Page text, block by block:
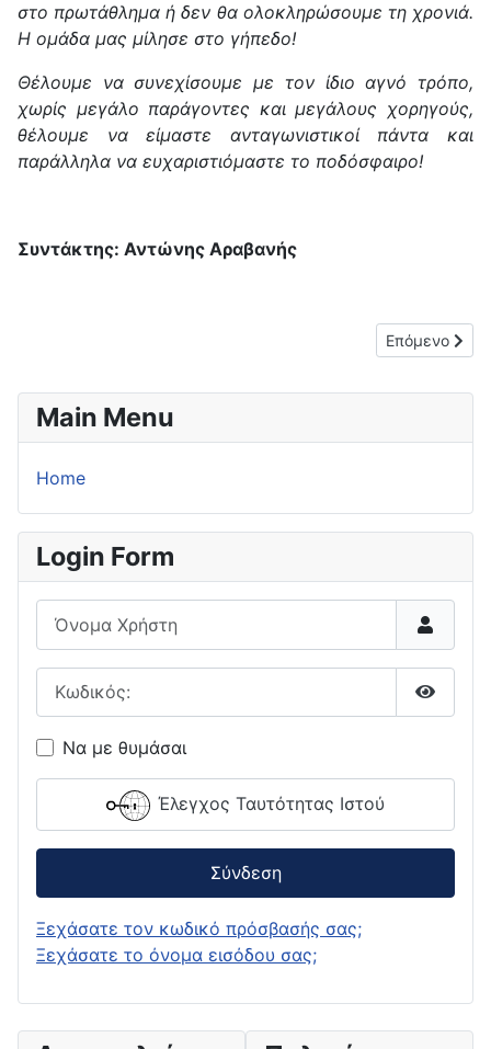
στο πρωτάθλημα ή δεν θα ολοκληρώσουμε τη χρονιά.
Η ομάδα μας μίλησε στο γήπεδο!
Θέλουμε να συνεχίσουμε με τον ίδιο αγνό τρόπο,
χωρίς μεγάλο παράγοντες και μεγάλους χορηγούς,
θέλουμε να είμαστε ανταγωνιστικοί πάντα και
παράλληλα να ευχαριστιόμαστε το ποδόσφαιρο!
Συντάκτης: Αντώνης Αραβανής
Επόμενο
Επόμενο
Main Menu
Home
Login Form
Όνομα Χρήστη
Να με θυμάσαι
Έλεγχος Ταυτότητας Ιστού
Σύνδεση
Ξεχάσατε τον κωδικό πρόσβασής σας;
Ξεχάσατε το όνομα εισόδου σας;